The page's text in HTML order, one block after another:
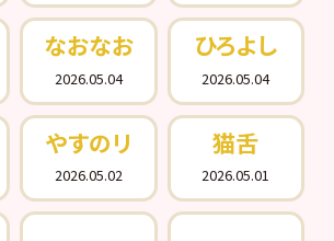
なおなお
2026.05.04
ひろよし
2026.05.04
やすのリ
2026.05.02
猫舌
2026.05.01